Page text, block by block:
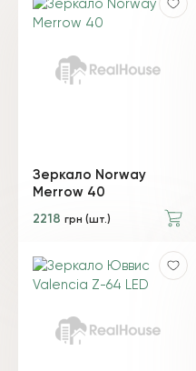
Зеркало Norway
Merrow 40
2218 грн (шт.)